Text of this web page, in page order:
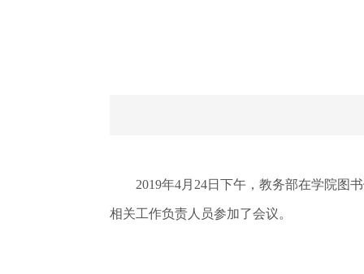
2019年4月24日下午，教务部在学院图书
相关工作负责人员参加了会议。